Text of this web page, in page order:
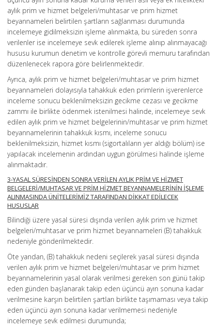
aylık prim ve hizmet belgeleri/muhtasar ve prim hizmet
beyannameleri belirtilen şartların sağlanması durumunda
incelemeye gidilmeksizin işleme alınmakta, bu süreden sonra
verilenler ise incelemeye sevk edilerek işleme alınıp alınmayacağı
hususu kurumun denetim ve kontrolle görevli memuru tarafından
düzenlenecek rapora göre belirlenmektedir.
Ayrıca, aylık prim ve hizmet belgeleri/muhtasar ve prim hizmet
beyannameleri dolayısıyla tahakkuk eden primlerin işverenlerce
inceleme sonucu beklenilmeksizin gecikme cezası ve gecikme
zammı ile birlikte ödenmek istenilmesi halinde, incelemeye sevk
edilen aylık prim ve hizmet belgelerinin/muhtasar ve prim hizmet
beyannamelerinin tahakkuk kısmı, inceleme sonucu
beklenilmeksizin, hizmet kısmı (sigortalıların yer aldığı bölüm) ise
yapılacak incelemenin ardından uygun görülmesi halinde işleme
alınmaktadır.
3-YASAL SÜRESİNDEN SONRA VERİLEN AYLIK PRİM VE HİZMET
BELGELERİ/MUHTASAR VE PRİM HİZMET BEYANNAMELERİNİN İŞLEME
ALINMASINDA ÜNİTELERİMİZ TARAFINDAN DİKKAT EDİLECEK
HUSUSLAR
Bilindiği üzere yasal süresi dışında verilen aylık prim ve hizmet
belgeleri/muhtasar ve prim hizmet beyannameleri (B) tahakkuk
nedeniyle gönderilmektedir.
Öte yandan, (B) tahakkuk nedeni seçilerek yasal süresi dışında
verilen aylık prim ve hizmet belgeleri/muhtasar ve prim hizmet
beyannamelerinin yasal olarak verilmesi gereken son günü takip
eden günden başlanarak takip eden üçüncü ayın sonuna kadar
verilmesine karşın belirtilen şartları birlikte taşımaması veya takip
eden üçüncü ayın sonuna kadar verilmemesi nedeniyle
incelemeye sevk edilmesi durumunda;